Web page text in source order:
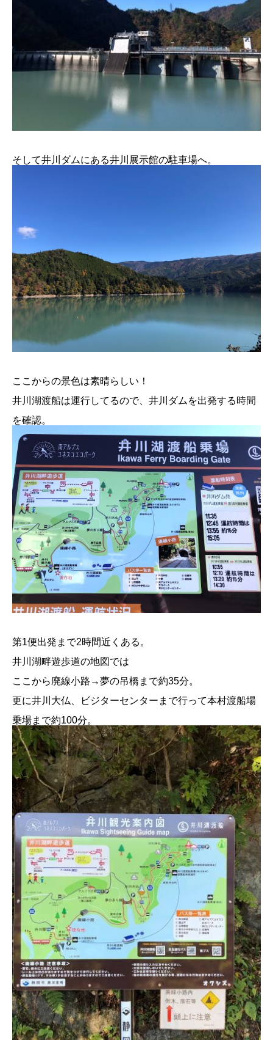
そして井川ダムにある井川展示館の駐車場へ。
ここからの景色は素晴らしい！
井川湖渡船は運行してるので、井川ダムを出発する時間
を確認。
第1便出発まで2時間近くある。
井川湖畔遊歩道の地図では
ここから廃線小路→夢の吊橋まで約35分。
更に井川大仏、ビジターセンターまで行って本村渡船場
乗場まで約100分。